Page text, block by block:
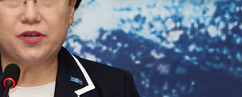
지역 선
망지 못
씨]
대응"